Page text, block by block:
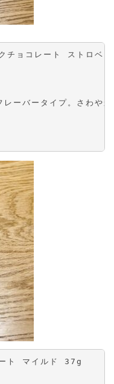
チョコレート ストロベ
ーバータイプ。さわや
ト マイルド 37g